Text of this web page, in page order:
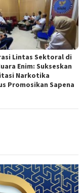
Lintas Sektoral di
Enim: Sukseskan
Narkotika
Promosikan Sapena